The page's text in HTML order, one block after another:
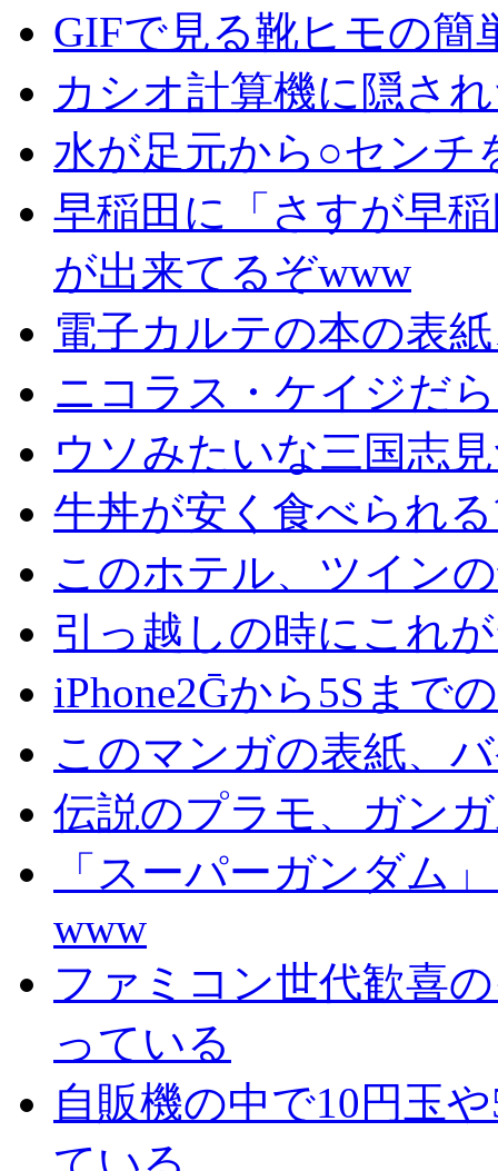
GIFで見る靴ヒモの簡
カシオ計算機に隠さ
水が足元から○センチ
早稲田に「さすが早
が出来てるぞwww
電子カルテの本の表
ニコラス・ケイジだ
ウソみたいな三国志
牛丼が安く食べられ
このホテル、ツイン
引っ越しの時にこれ
iPhone2Ḡから5Sまで
このマンガの表紙、
伝説のプラモ、ガン
「スーパーガンダム
www
ファミコン世代歓喜
っている
自販機の中で10円玉